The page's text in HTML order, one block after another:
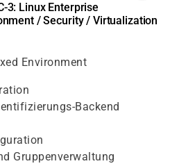
3: Linux Enterprise
/ Security / Virtualization
Environment
Backend
Gruppenverwaltung